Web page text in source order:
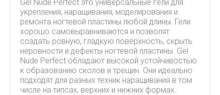
Gel Nude Perfect это универсальные гели для
укрепления, наращивания, моделирования и
ремонта ногтевой пластины любой длины. Гели
хорошо самовыравниваются и позволят
создать ровную, гладкую поверхность, скрыть
неровности и дефекты ногтевой пластины. Gel
Nude Perfect обладают высокой устойчивостью
к образованию сколов и трещин. Они идеально
подходят для разных техник наращивания в том
числе на типсах, верхних и нижних формах.